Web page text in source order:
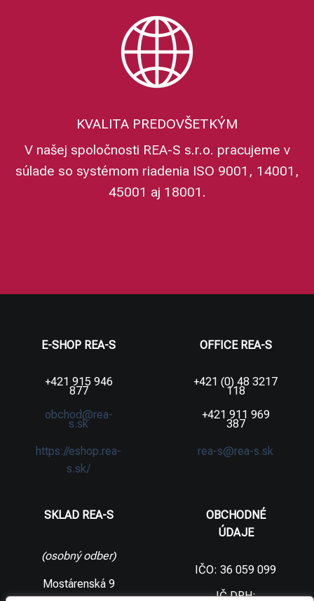
KVALITA PREDOVŠETKÝM
V našej spoločnosti REA-S s.r.o. pracujeme v
súlade so systémom riadenia ISO 9001, 14001,
45001 aj 18001.
E-SHOP REA-S
+421 915 946
877
obchod@rea-
s.sk
https://eshop.rea-
s.sk/
OFFICE REA-S
+421 (0) 48 3217
118
+421 911 969
387
rea-s@rea-s.sk
SKLAD REA-S
(osobný odber)
Mostárenská 9
OBCHODNÉ
ÚDAJE
IČO: 36 059 099
IČ DPH: